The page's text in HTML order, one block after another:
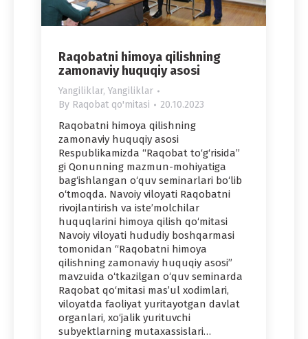
Raqobatni himoya qilishning
zamonaviy huquqiy asosi
Yangiliklar, Yangiliklar
By Raqobat qo'mitasi 20.10.2023
Raqobatni himoya qilishning
zamonaviy huquqiy asosi
Respublikamizda “Raqobat to‘g‘risida”
gi Qonunning mazmun-mohiyatiga
bag‘ishlangan o‘quv seminarlari bo‘lib
o‘tmoqda. Navoiy viloyati Raqobatni
rivojlantirish va iste’molchilar
huquqlarini himoya qilish qo‘mitasi
Navoiy viloyati hududiy boshqarmasi
tomonidan “Raqobatni himoya
qilishning zamonaviy huquqiy asosi”
mavzuida o‘tkazilgan o‘quv seminarda
Raqobat qo‘mitasi mas’ul xodimlari,
viloyatda faoliyat yuritayotgan davlat
organlari, xo‘jalik yurituvchi
subyektlarning mutaxassislari…